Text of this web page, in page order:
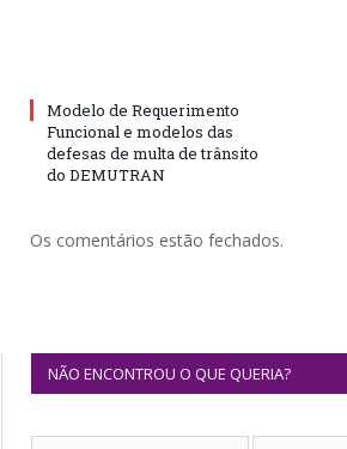
Modelo de Requerimento
Funcional e modelos das
defesas de multa de trânsito
do DEMUTRAN
Os comentários estão fechados.
NÃO ENCONTROU O QUE QUERIA?